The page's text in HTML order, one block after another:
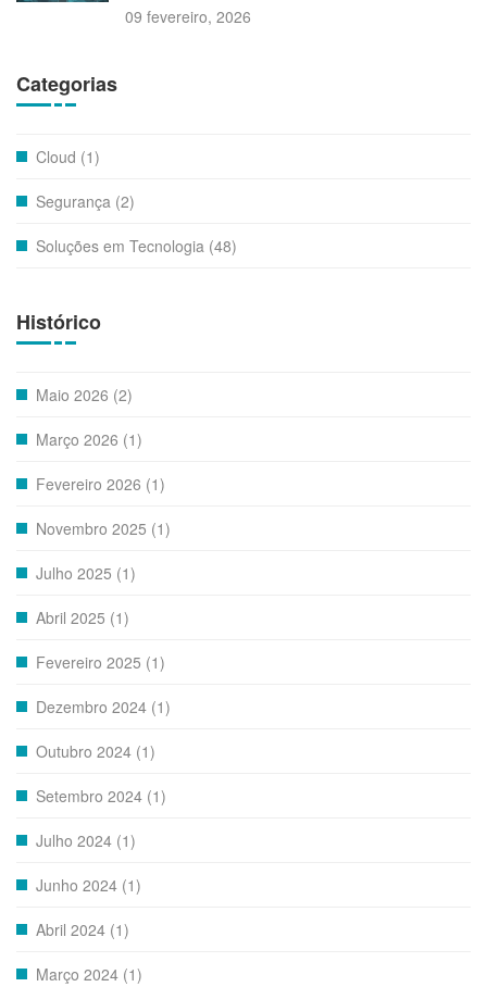
09 fevereiro, 2026
Categorias
Cloud (1)
Segurança (2)
Soluções em Tecnologia (48)
Histórico
Maio 2026 (2)
Março 2026 (1)
Fevereiro 2026 (1)
Novembro 2025 (1)
Julho 2025 (1)
Abril 2025 (1)
Fevereiro 2025 (1)
Dezembro 2024 (1)
Outubro 2024 (1)
Setembro 2024 (1)
Julho 2024 (1)
Junho 2024 (1)
Abril 2024 (1)
Março 2024 (1)